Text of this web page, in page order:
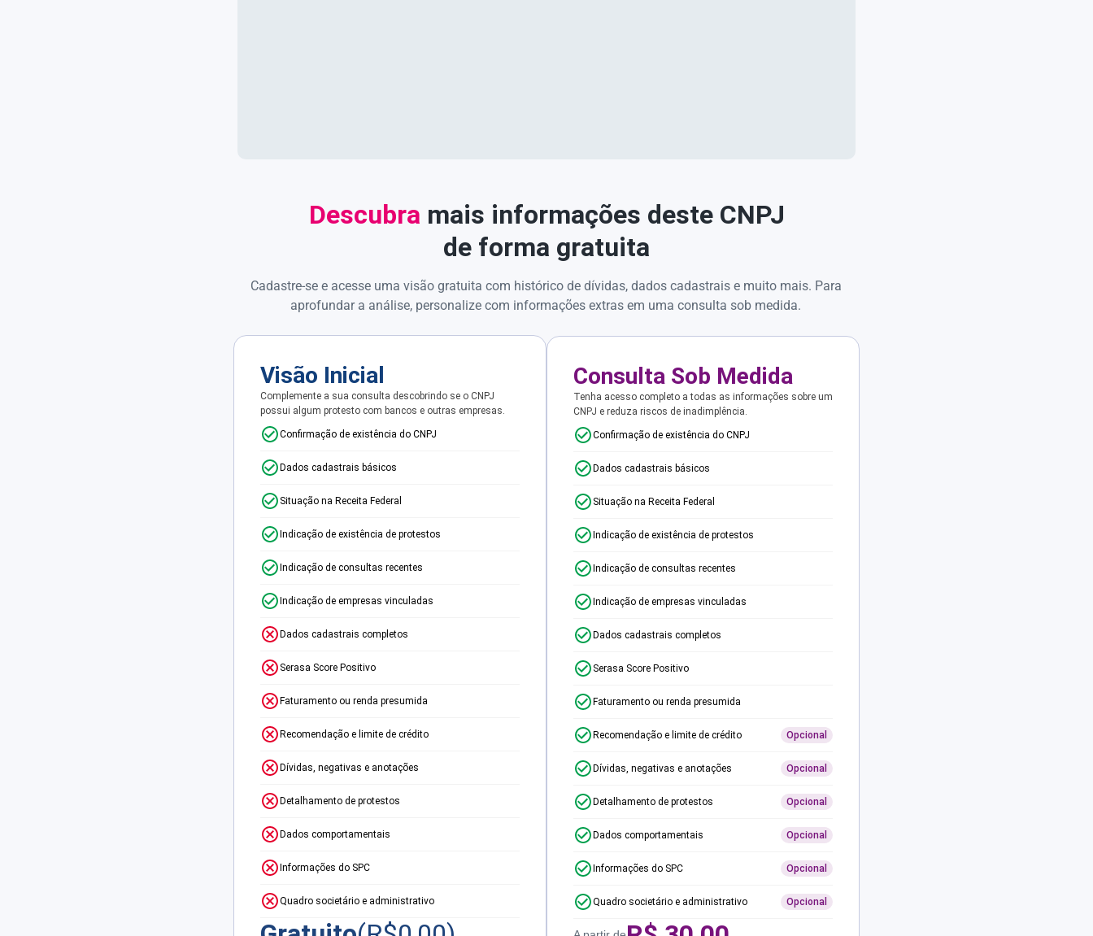
Descubra mais informações deste CNPJ
de forma gratuita
Cadastre-se e acesse uma visão gratuita com histórico de dívidas, dados cadastrais e muito mais. Para
aprofundar a análise, personalize com informações extras em uma consulta sob medida.
Visão Inicial
Complemente a sua consulta descobrindo se o CNPJ
possui algum protesto com bancos e outras empresas.
Confirmação de existência do CNPJ
Dados cadastrais básicos
Situação na Receita Federal
Indicação de existência de protestos
Indicação de consultas recentes
Indicação de empresas vinculadas
Dados cadastrais completos
Serasa Score Positivo
Faturamento ou renda presumida
Recomendação e limite de crédito
Dívidas, negativas e anotações
Detalhamento de protestos
Dados comportamentais
Informações do SPC
Quadro societário e administrativo
Consulta Sob Medida
Tenha acesso completo a todas as informações sobre um
CNPJ e reduza riscos de inadimplência.
Confirmação de existência do CNPJ
Dados cadastrais básicos
Situação na Receita Federal
Indicação de existência de protestos
Indicação de consultas recentes
Indicação de empresas vinculadas
Dados cadastrais completos
Serasa Score Positivo
Faturamento ou renda presumida
Recomendação e limite de crédito Opcional
Dívidas, negativas e anotações Opcional
Detalhamento de protestos Opcional
Dados comportamentais Opcional
Informações do SPC Opcional
Quadro societário e administrativo Opcional